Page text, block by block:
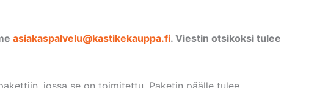
asiakaspalvelu@kastikekauppa.fi. Viestin otsikoksi tulee
jossa se on toimitettu. Paketin päälle tulee